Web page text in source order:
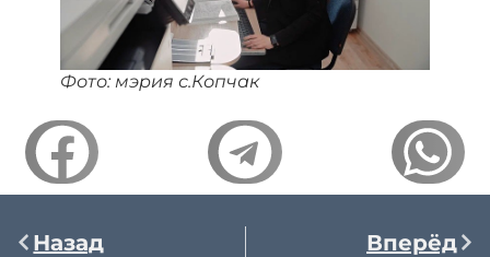
Фото: мэрия с.Копчак
Назад Вперёд